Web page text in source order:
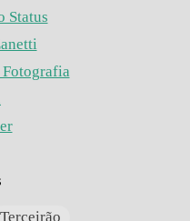
Status
Fotografia
Terceirão